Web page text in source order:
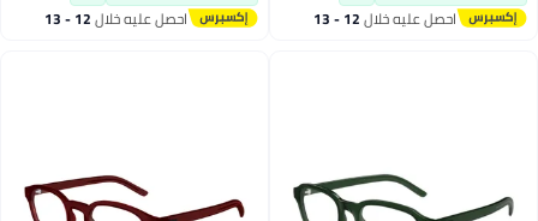
احصل عليه خلال 12 - 13 احصل عليه خلال 12 - 13